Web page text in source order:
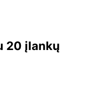
20 įlankų